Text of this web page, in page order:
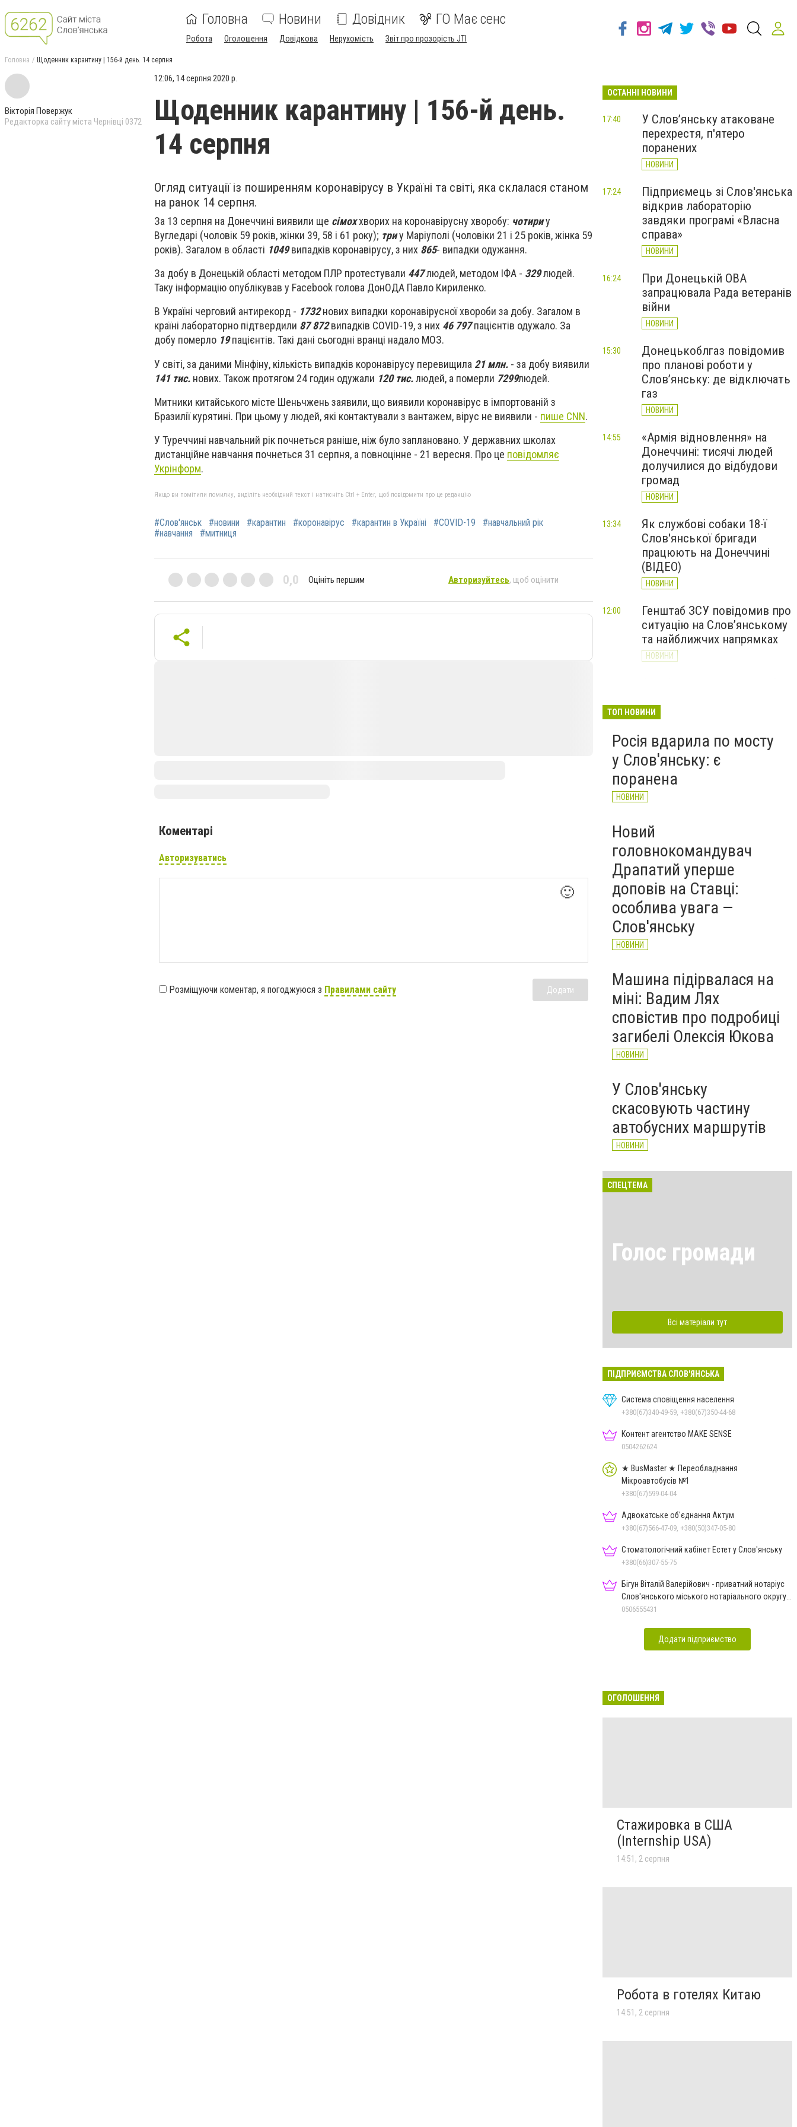
Головна Новини Довідник ГО Має сенс
Робота Оголошення Довідкова Нерухомість Звіт про прозорість JTI
Головна Щоденник карантину | 156-й день. 14 серпня
Вікторія Повержук
Редакторка сайту міста Чернівці 0372
12:06, 14 серпня 2020 р.
Щоденник карантину | 156-й день.
14 серпня
Огляд ситуації із поширенням коронавірусу в Україні та світі, яка склалася станом
на ранок 14 серпня.
За 13 серпня на Донеччині виявили ще сімоххворих на коронавірусну хворобу: чотириу
Вугледарі (чоловік 59 років, жінки 39, 58 і 61 року); триу Маріуполі (чоловіки 21 і 25 років, жінка 59
років). Загалом в області 1049випадків коронавірусу, з них 865- випадки одужання.
За добу в Донецькій області методом ПЛР протестували 447людей, методом ІФА - 329людей.
Таку інформацію опублікував у Facebook голова ДонОДА Павло Кириленко.
В Україні черговий антирекорд - 1732нових випадки коронавірусної хвороби за добу. Загалом в
країні лабораторно підтвердили 87 872випадків COVID-19, з них 46 797пацієнтів одужало. За
добу померло 19пацієнтів. Такі дані сьогодні вранці надало МОЗ.
У світі, за даними Мінфіну, кількість випадків коронавірусу перевищила 21 млн. - за добу виявили
141 тис. нових. Також протягом 24 годин одужали 120 тис.людей, а померли 7299людей.
Митники китайського місте Шеньчжень заявили, що виявили коронавірус в імпортованій з
Бразилії курятині. При цьому у людей, які контактували з вантажем, вірус не виявили - пише CNN.
У Туреччині навчальний рік почнеться раніше, ніж було заплановано. У державних школах
дистанційне навчання почнеться 31 серпня, а повноцінне - 21 вересня. Про це повідомляє
Укрінформ.
Якщо ви помітили помилку, виділіть необхідний текст і натисніть Ctrl + Enter, щоб повідомити про це редакцію
#Слов'янськ #новини #карантин #коронавірус #карантин в Україні #COVID-19
#навчальний рік
#навчання
#митниця
0,0 Оцініть першим Авторизуйтесь, щоб оцінити
Коментарі
Авторизуватись
🙂
Розміщуючи коментар, я погоджуюся з Правилами сайту Додати
ОСТАННІ НОВИНИ
У Слов’янську атаковане
перехрестя, п'ятеро
поранених
НОВИНИ
17:40
Підприємець зі Слов'янська
відкрив лабораторію
завдяки програмі «Власна
справа»
НОВИНИ
17:24
При Донецькій ОВА
запрацювала Рада ветеранів
війни
НОВИНИ
16:24
Донецькоблгаз повідомив
про планові роботи у
Слов’янську: де відключать
газ
НОВИНИ
15:30
«Армія відновлення» на
Донеччині: тисячі людей
долучилися до відбудови
громад
НОВИНИ
14:55
Як службові собаки 18-ї
Слов'янської бригади
працюють на Донеччині
(ВІДЕО)
НОВИНИ
13:34
Генштаб ЗСУ повідомив про
ситуацію на Слов’янському
та найближчих напрямках
НОВИНИ
12:00
великої війни: 7 серпня
ТОП НОВИНИ
Росія вдарила по мосту
у Слов'янську: є
поранена
НОВИНИ
Новий
головнокомандувач
Драпатий уперше
доповів на Ставці:
особлива увага —
Слов'янську
НОВИНИ
Машина підірвалася на
міні: Вадим Лях
сповістив про подробиці
загибелі Олексія Юкова
НОВИНИ
У Слов'янську
скасовують частину
автобусних маршрутів
НОВИНИ
СПЕЦТЕМА
Голос громади
Всі матеріали тут
ПІДПРИЄМСТВА СЛОВ'ЯНСЬКА
Система сповіщення населення
+380(67)340-49-59, +380(67)350-44-68
Контент агентство MAKE SENSE
0504262624
★ BusMaster ★ Переобладнання
Мікроавтобусів №1
+380(67)599-04-04
Адвокатське об'єднання Актум
+380(67)566-47-09, +380(50)347-05-80
Стоматологічний кабінет Естет у Слов'янську
+380(66)307-55-75
Бігун Віталій Валерійович - приватний нотаріус
Слов'янського міського нотаріального округу
Дон.обл.
0506555431
Додати підприємство
ОГОЛОШЕННЯ
Стажировка в США
(Internship USA)
14:51, 2 серпня
Робота в готелях Китаю
14:51, 2 серпня